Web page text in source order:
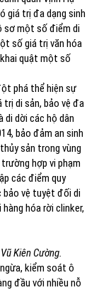
giá trị đa dạng sinh
sơ một số điểm di
số giá trị văn hóa
quật một số
phá thể hiện sự
di sản, bảo vệ đa
di dời các hộ dân
bảo đảm an sinh
sản trong vùng
hợp vi phạm
các điểm quy
bảo vệ tuyệt đối di
hóa rời clinker,
Kiên Cường.
kiểm soát ô
đầu với nhiều nỗ